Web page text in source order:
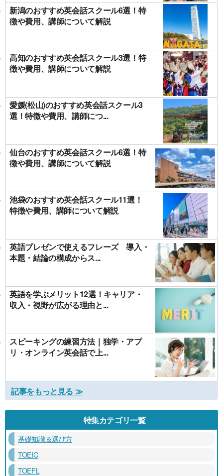
新潟のおすすめ英会話スクール6選！特
徴や費用、講師について解説
高知のおすすめ英会話スクール3選！特
徴や費用、講師について解説
愛媛(松山)のおすすめ英会話スクール3
選！特徴や費用、講師につ...
仙台のおすすめ英会話スクール6選！特
徴や費用、講師について解説
池袋のおすすめ英会話スクール11選！
特徴や費用、講師について解説
英語プレゼンで使えるフレーズ 導入・
本題・結論の構成からス...
英語を学ぶメリット12選！キャリア・
収入・視野が広がる理由と...
スピーキングの練習方法｜独学・アプ
リ・オンライン英会話で上...
記事をもっと見る ≫
特集カテゴリ一覧
基礎知識＆選び方
TOEIC
TOEFL